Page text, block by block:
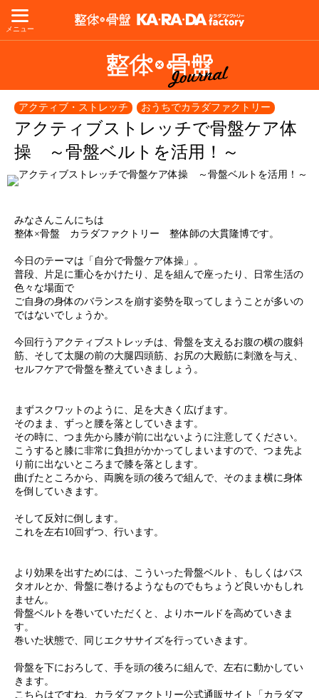
メニュー
アクティブ・ストレッチ おうちでカラダファクトリー
アクティブストレッチで骨盤ケア体
操 ～骨盤ベルトを活用！～
みなさんこんにちは
整体×骨盤 カラダファクトリー 整体師の大貫隆博です。
今日のテーマは「自分で骨盤ケア体操」。
普段、片足に重心をかけたり、足を組んで座ったり、日常生活の
色々な場面で
ご自身の身体のバランスを崩す姿勢を取ってしまうことが多いの
ではないでしょうか。
今回行うアクティブストレッチは、骨盤を支えるお腹の横の腹斜
筋、そして太腿の前の大腿四頭筋、お尻の大殿筋に刺激を与え、
セルフケアで骨盤を整えていきましょう。
まずスクワットのように、足を大きく広げます。
そのまま、ずっと腰を落としていきます。
その時に、つま先から膝が前に出ないように注意してください。
こうすると膝に非常に負担がかかってしまいますので、つま先よ
り前に出ないところまで膝を落とします。
曲げたところから、両腕を頭の後ろで組んで、そのまま横に身体
を倒していきます。
そして反対に倒します。
これを左右10回ずつ、行います。
より効果を出すためには、こういった骨盤ベルト、もしくはバス
タオルとか、骨盤に巻けるようなものでもちょうど良いかもしれ
ません。
骨盤ベルトを巻いていただくと、よりホールドを高めていきま
す。
巻いた状態で、同じエクササイズを行っていきます。
骨盤を下におろして、手を頭の後ろに組んで、左右に動かしてい
きます。
こちらはですね、カラダファクトリー公式通販サイト「カラダマ